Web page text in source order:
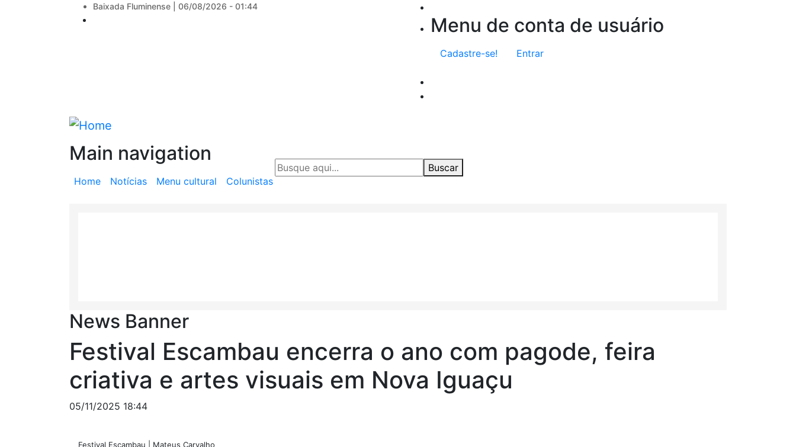
Baixada Fluminense | 06/08/2026 - 01:44
Menu de conta de usuário
Cadastre-se! Entrar
Main navigation
Home Notícias Menu cultural Colunistas
Buscar
News Banner
Festival Escambau encerra o ano com pagode, feira
criativa e artes visuais em Nova Iguaçu
05/11/2025 18:44
Festival Escambau | Mateus Carvalho